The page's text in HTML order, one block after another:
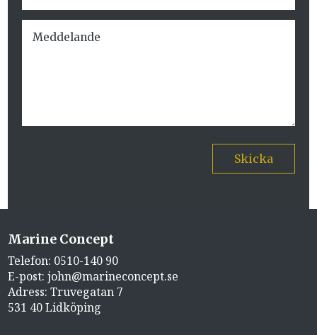
Skicka
Marine Concept
Telefon: 0510-140 90
E-post:john@marineconcept.se
Adress: Truvegatan 7
531 40 Lidköping